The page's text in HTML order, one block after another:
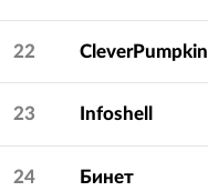
22 CleverPumpkin
23 Infoshell
24 Бинет